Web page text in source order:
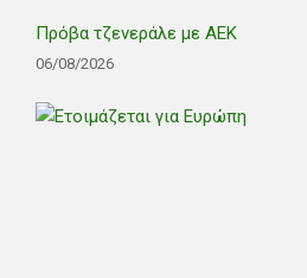
Πρόβα τζενεράλε με ΑΕΚ
06/08/2026